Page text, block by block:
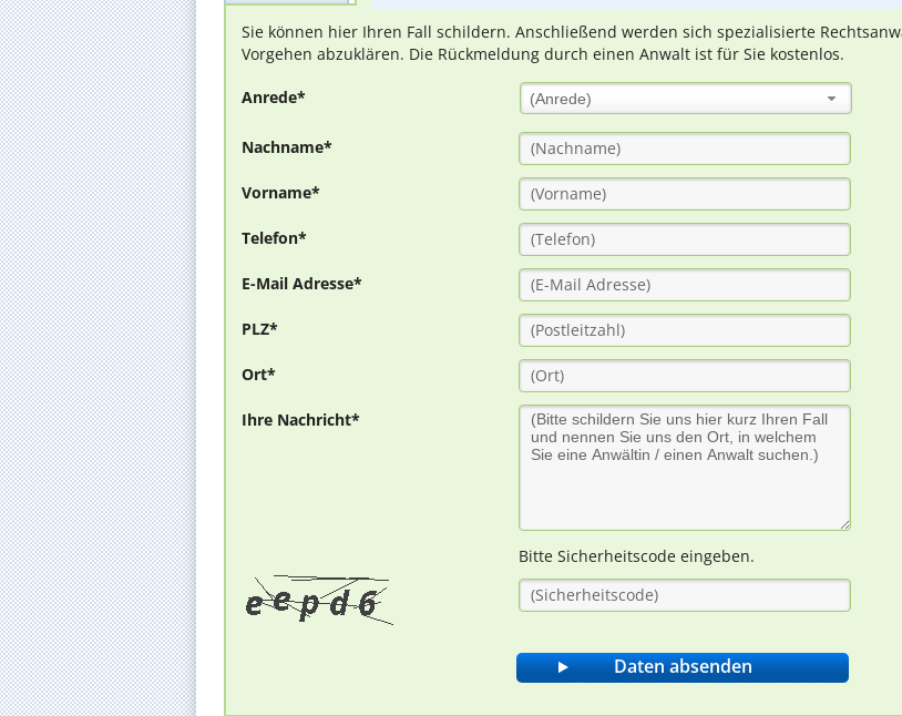
Sie können hier Ihren Fall schildern. Anschließend werden sich spezialisierte
Vorgehen abzuklären. Die Rückmeldung durch einen Anwalt ist für Sie kostenlos.
Anrede* (Anrede)
Nachname*
Vorname*
Telefon*
E-Mail Adresse*
PLZ*
Ort*
Ihre Nachricht*
Bitte Sicherheitscode eingeben.